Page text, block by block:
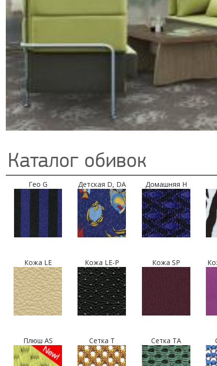
Каталог обивок
Гео G Детская D, DA Домашняя H
Кожа LE Кожа LE-P Кожа SP
Плюш AS Сетка T Сетка TA